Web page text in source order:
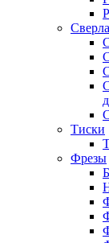
Сверла
Тиски
Фрезы